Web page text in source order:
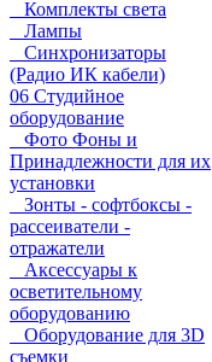
Комплекты света
Лампы
Синхронизаторы
(Радио ИК кабели)
06 Студийное
оборудование
Фото Фоны и
Принадлежности для их
установки
Зонты - софтбоксы -
рассеиватели -
отражатели
Аксессуары к
осветительному
оборудованию
Оборудование для 3D
съемки